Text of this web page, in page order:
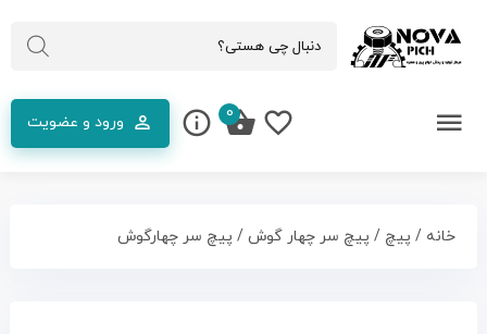
ورود و عضویت 0
خانه / پیچ / پیچ سر چهار گوش/ پیچ سر چهارگوش